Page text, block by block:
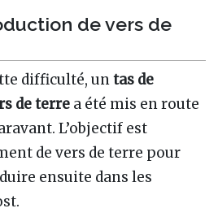
de vers de
difficulté, untas de
de terre a été mis en route
L’objectif est
de vers de terre pour
ensuite dans les